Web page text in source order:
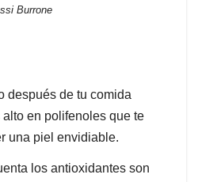
Burrone
después de tu comida
alto en polifenoles que te
una piel envidiable.
los antioxidantes son